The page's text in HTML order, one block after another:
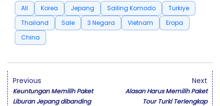
All Korea Jepang Sailing Komodo
Turkiye
Thailand
Sale 3 Negara Vietnam
Eropa
China
Previous
Keuntungan Memilih Paket
Liburan Jepang dibanding
Next
Alasan Harus Memilih Paket
Tour Turki Terlengkap